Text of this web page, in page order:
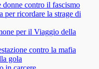
contro il fascismo
per ricordare la strage di
per il Viaggio della
contro la mafia
gola